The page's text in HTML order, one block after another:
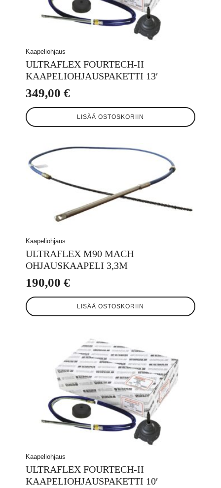
Kaapeliohjaus
ULTRAFLEX FOURTECH-II
KAAPELIOHJAUSPAKETTI 13′
349,00 €
LISÄÄ OSTOSKORIIN
Kaapeliohjaus
ULTRAFLEX M90 MACH
OHJAUSKAAPELI 3,3M
190,00 €
LISÄÄ OSTOSKORIIN
Kaapeliohjaus
ULTRAFLEX FOURTECH-II
KAAPELIOHJAUSPAKETTI 10′